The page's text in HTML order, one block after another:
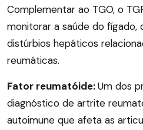
Complementar ao TGO, o
monitorar a saúde do fígado,
distúrbios hepáticos
reumáticas.
Fator reumatóide:Um dos
diagnóstico de artrite
autoimune que afeta as